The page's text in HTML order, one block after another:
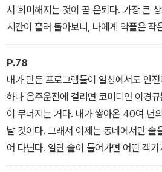
서 희미해지는 것이 곧 은퇴다. 가장 큰 상
시간이 흘러 돌아보니, 나에게 악플은 작
선택받지 못하는 것이다.
- ‘상처와 기쁨의 줄타기’ 중에서
P.78
내가 만든 프로그램들이 일상에서도 안
하나 음주운전에 걸리면 코미디언 이경
이 무너지는 거다. 내가 쌓아온 40여 년
날 것이다. 그래서 이제는 동네에서만 술
어 다닌다. 일단 술이 들어가면 어떤 객
싹을 없애야 한다. 어떤 사람들은 예능으